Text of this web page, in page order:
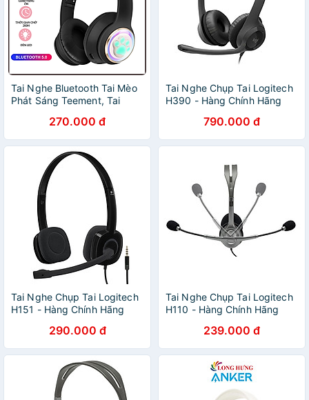
Tai Nghe Bluetooth Tai Mèo
Phát Sáng Teement, Tai
Chụp Tai Bluetooth 5.3, Đèn
Led Và Âm Bass Mạnh Mẽ -
Hàng Chính Hãng
270.000 đ
Tai Nghe Chụp Tai Logitech
H390 - Hàng Chính Hãng
790.000 đ
Tai Nghe Chụp Tai Logitech
H151 - Hàng Chính Hãng
290.000 đ
Tai Nghe Chụp Tai Logitech
H110 - Hàng Chính Hãng
239.000 đ